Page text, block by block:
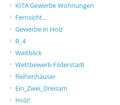
KITA Gewerbe Wohnungen
Fernsicht…
Gewerbe in Holz
B_4
Weitblick
Wettbewerb Filderstadt
Reihenhäuser
Ein_Zwei_Dreisam
Holz!